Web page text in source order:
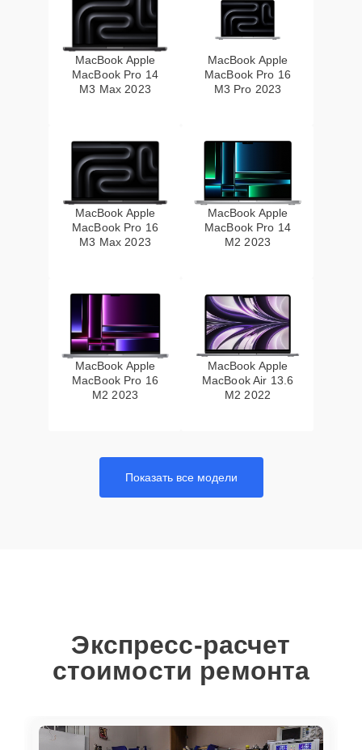
MacBook Apple
MacBook Pro 14
M3 Max 2023
MacBook Apple
MacBook Pro 16
M3 Pro 2023
MacBook Apple
MacBook Pro 16
M3 Max 2023
MacBook Apple
MacBook Pro 14
M2 2023
MacBook Apple
MacBook Pro 16
M2 2023
MacBook Apple
MacBook Air 13.6
M2 2022
Показать все модели
Экспресс-расчет
стоимости ремонта